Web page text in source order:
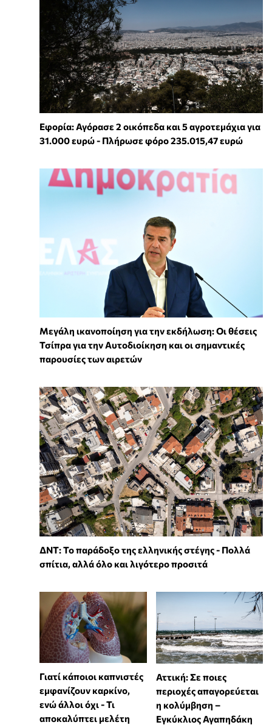
Εφορία: Αγόρασε 2 οικόπεδα και 5 αγροτεμάχια για
31.000 ευρώ - Πλήρωσε φόρο 235.015,47 ευρώ
Μεγάλη ικανοποίηση για την εκδήλωση: Οι θέσεις
Τσίπρα για την Αυτοδιοίκηση και οι σημαντικές
παρουσίες των αιρετών
ΔΝΤ: Το παράδοξο της ελληνικής στέγης - Πολλά
σπίτια, αλλά όλο και λιγότερο προσιτά
Γιατί κάποιοι καπνιστές
εμφανίζουν καρκίνο,
ενώ άλλοι όχι - Τι
αποκαλύπτει μελέτη
Αττική: Σε ποιες
περιοχές απαγορεύεται
η κολύμβηση –
Εγκύκλιος Αγαπηδάκη